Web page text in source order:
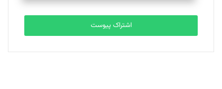
تحریریه
بابک نقاش
تحریریه
اشتراک پیوست